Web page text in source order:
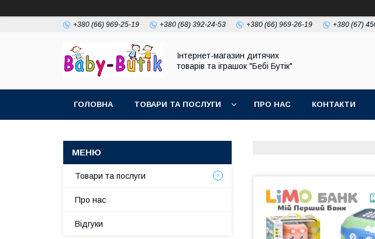
+380 (66) 969-25-19 +380 (68) 392-24-53 +380 (66) 969-26-19 +380 (67)
Інтернет-магазин дитячих
товарів та іграшок "Бебі Бутік"
ГОЛОВНА ТОВАРИ ТА ПОСЛУГИ ПРО НАС КОНТАКТИ
Товари та послуги
Про нас
Відгуки